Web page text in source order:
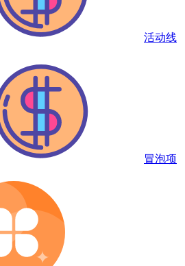
活动线
冒泡项